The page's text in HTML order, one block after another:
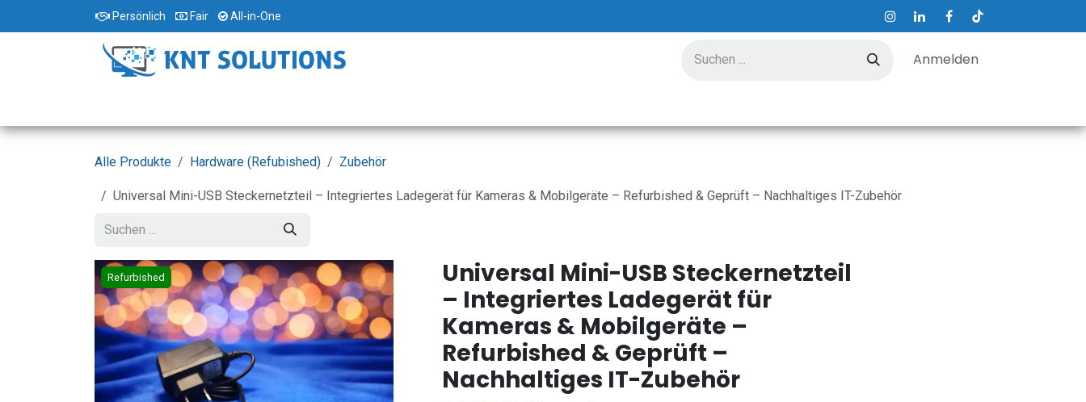
Zum Inhalt springenPersönlich Fair All-in-One
Anmelden
Alle Produkte Hardware (Refubished) Zubehör
Universal Mini-USB Steckernetzteil – Integriertes Ladegerät für Kameras & Mobilgeräte – Refurbished & Geprüft – Nachhaltiges IT-Zubehör
Refurbished
Universal Mini-USB Steckernetzteil
– Integriertes Ladegerät für
Kameras & Mobilgeräte –
Refurbished & Geprüft –
Nachhaltiges IT-Zubehör